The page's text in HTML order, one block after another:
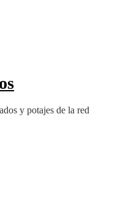
y potajes de la red